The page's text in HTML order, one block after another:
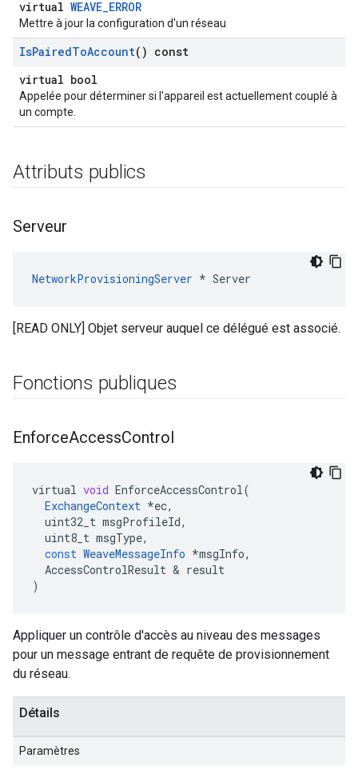
virtual WEAVE_ERROR
Mettre à jour la configuration d'un réseau
IsPairedToAccount() const
virtual bool
Appelée pour déterminer si l'appareil est actuellement couplé à
un compte.
Attributs publics
Serveur
NetworkProvisioningServer * Server
[READ ONLY] Objet serveur auquel ce délégué est associé.
Fonctions publiques
EnforceAccessControl
virtual void EnforceAccessControl(
ExchangeContext *ec,
uint32_t msgProfileId,
uint8_t msgType,
const WeaveMessageInfo *msgInfo,
AccessControlResult & result
)
Appliquer un contrôle d'accès au niveau des messages
pour un message entrant de requête de provisionnement
du réseau.
Détails
Paramètres